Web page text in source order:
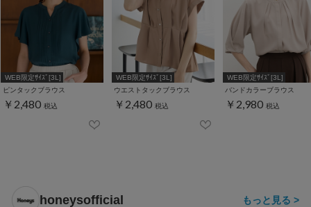
WEB限定ｻｲｽﾞ[3L]
ピンタックブラウス
￥2,480 税込
WEB限定ｻｲｽﾞ[3L]
ウエストタックブラウス
￥2,480 税込
WEB限定ｻｲｽﾞ[3L]
バンドカラーブラウス
￥2,980 税込
honeysofficial もっと見る >